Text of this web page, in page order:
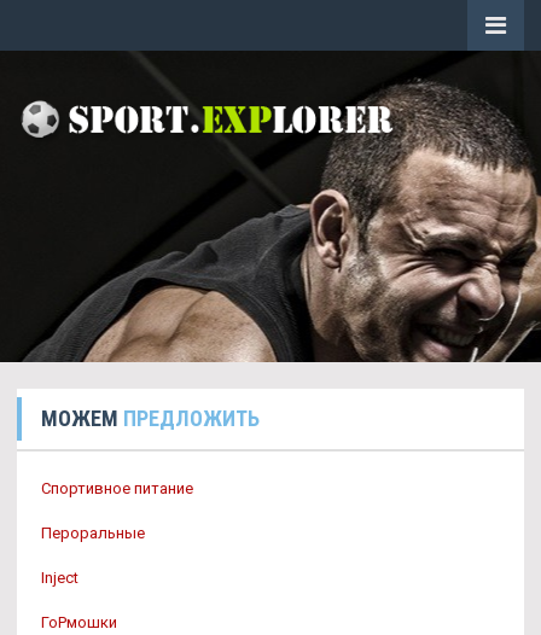
МОЖЕМ ПРЕДЛОЖИТЬ
Спортивное питание
Пероральные
Inject
ГоРмошки